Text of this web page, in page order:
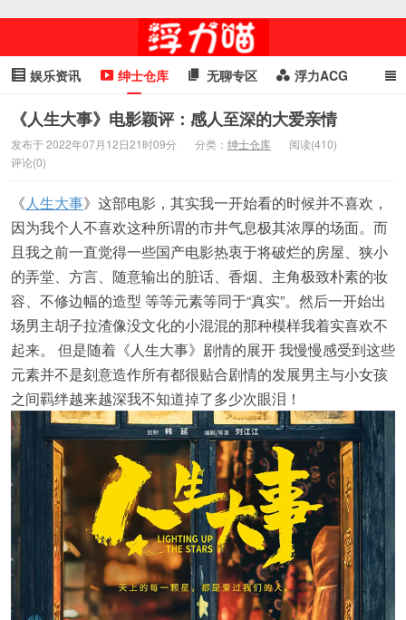
娱乐资讯 绅士仓库 无聊专区 浮力ACG
浮力GIF 明星头条 浮力资讯 头条女神 萌妹专区
cosplay
《人生大事》电影颖评：感人至深的大爱亲情
发布于 2022年07月12日21时09分 分类： 绅士仓库
阅读(410)
评论(0)
《人生大事》这部电影，其实我一开始看的时候并不喜欢，
因为我个人不喜欢这种所谓的市井气息极其浓厚的场面。而
且我之前一直觉得一些国产电影热衷于将破烂的房屋、狭小
的弄堂、方言、随意输出的脏话、香烟、主角极致朴素的妆
容、不修边幅的造型 等等元素等同于“真实”。然后一开始出
场男主胡子拉渣像没文化的小混混的那种模样我着实喜欢不
起来。 但是随着《人生大事》剧情的展开 我慢慢感受到这些
元素并不是刻意造作所有都很贴合剧情的发展男主与小女孩
之间羁绊越来越深我不知道掉了多少次眼泪！